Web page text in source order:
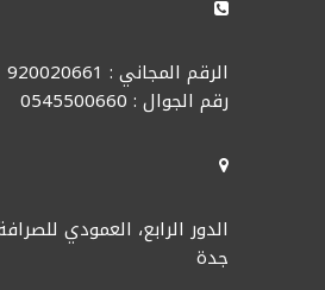
الرقم المجاني : 920020661
رقم الجوال : 0545500660
الدور الرابع، العمودي
جدة